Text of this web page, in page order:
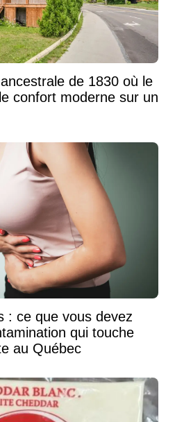
de 1830 où le
confort moderne sur un
: ce que vous devez
qui touche
au Québec